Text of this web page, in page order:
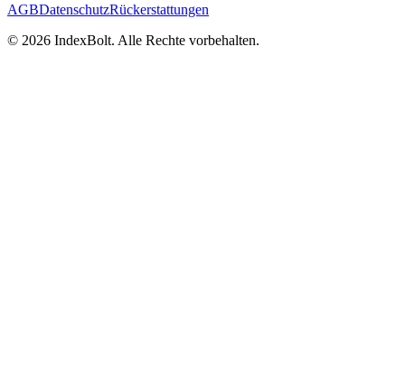
AGBDatenschutzRückerstattungen
© 2026 IndexBolt. Alle Rechte vorbehalten.